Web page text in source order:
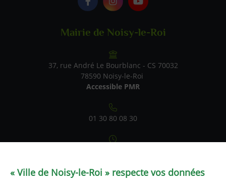
Logo Facebook
Logo Instagram
Logo Youtube
Mairie de Noisy-le-Roi
37, rue André Le Bourblanc - CS 70032
78590 Noisy-le-Roi
Accessible PMR
01 30 80 08 30
le service État civil est fermé les 1er et 3e lundis après-midi
« Ville de Noisy-le-Roi » respecte vos données